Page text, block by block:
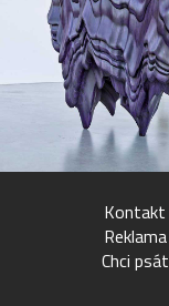
Kontakt
Reklama
Chci psát